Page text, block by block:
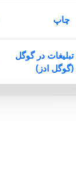
چاپ
تبلیغات در گوگل
(گوگل ادز)